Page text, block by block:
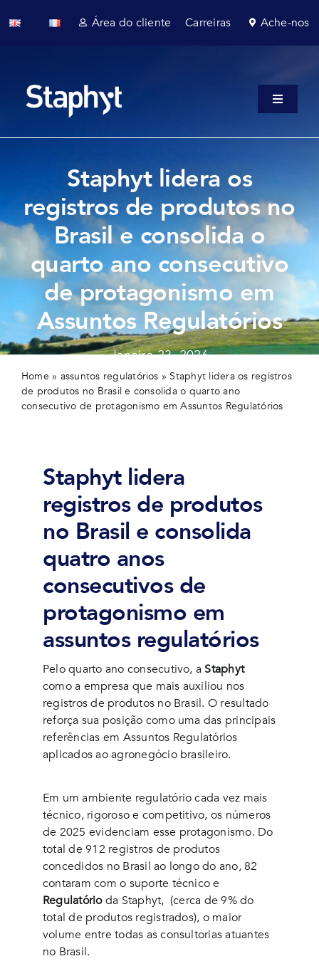
to
Área do cliente Carreiras Ache-nos
Toggle
Setores
Fale
Staphyt lidera os
registros de produtos no
Brasil e consolida o
quarto ano consecutivo
de protagonismo em
Assuntos Regulatórios
Janeiro 23, 2026
Home » assuntos regulatórios » Staphyt lidera os registros
de produtos no Brasil e consolida o quarto ano
consecutivo de protagonismo em Assuntos Regulatórios
Staphyt lidera
registros de produtos
no Brasil e consolida
quatro anos
consecutivos de
protagonismo em
assuntos regulatórios
Pelo quarto ano consecutivo, aStaphyt
como a empresa que mais auxiliou nos
registros de produtos no Brasil. O resultado
reforça sua posição como uma das principais
referências em Assuntos Regulatórios
aplicados ao agronegócio brasileiro.
Em um ambiente regulatório cada vez mais
técnico, rigoroso e competitivo, os números
de 2025 evidenciam esse protagonismo. Do
total de 912 registros de produtos
concedidos no Brasil ao longo do ano, 82
contaram com o suporte técnico e
Regulatórioda Staphyt, (cerca de 9% do
total de produtos registrados), o maior
volume entre todas as consultorias atuantes
no Brasil.